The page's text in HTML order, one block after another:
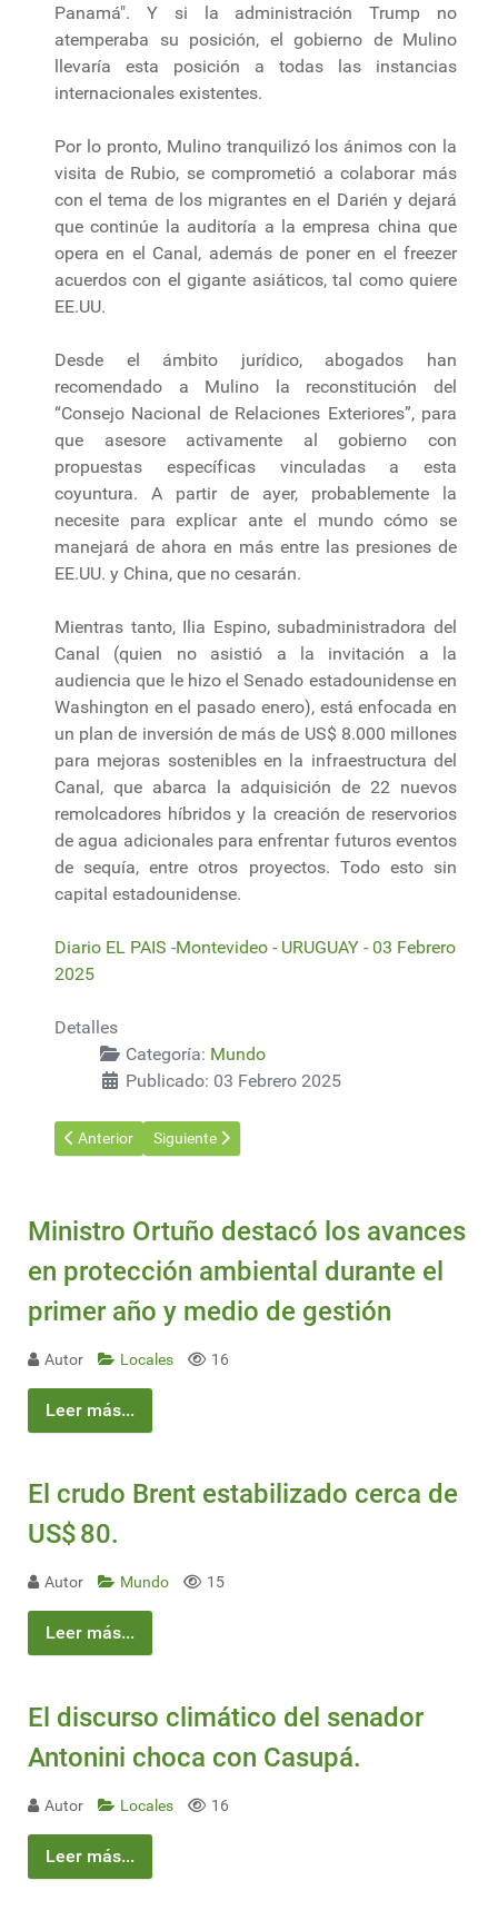
Panamá". Y si la administración Trump no
atemperaba su posición, el gobierno de Mulino
llevaría esta posición a todas las instancias
internacionales existentes.
Por lo pronto, Mulino tranquilizó los ánimos con la
visita de Rubio, se comprometió a colaborar más
con el tema de los migrantes en el Darién y dejará
que continúe la auditoría a la empresa china que
opera en el Canal, además de poner en el freezer
acuerdos con el gigante asiáticos, tal como quiere
EE.UU.
Desde el ámbito jurídico, abogados han
recomendado a Mulino la reconstitución del
“Consejo Nacional de Relaciones Exteriores”, para
que asesore activamente al gobierno con
propuestas específicas vinculadas a esta
coyuntura. A partir de ayer, probablemente la
necesite para explicar ante el mundo cómo se
manejará de ahora en más entre las presiones de
EE.UU. y China, que no cesarán.
Mientras tanto, Ilia Espino, subadministradora del
Canal (quien no asistió a la invitación a la
audiencia que le hizo el Senado estadounidense en
Washington en el pasado enero), está enfocada en
un plan de inversión de más de US$ 8.000 millones
para mejoras sostenibles en la infraestructura del
Canal, que abarca la adquisición de 22 nuevos
remolcadores híbridos y la creación de reservorios
de agua adicionales para enfrentar futuros eventos
de sequía, entre otros proyectos. Todo esto sin
capital estadounidense.
Diario EL PAIS -Montevideo - URUGUAY - 03 Febrero
2025
Detalles
Categoría: Mundo
Publicado: 03 Febrero 2025
Artículo anterior: Estados Unidos acuerda con Panamá sobre
Anterior Artículo siguiente: Francia paralizada
Siguiente
Ministro Ortuño destacó los avances
en protección ambiental durante el
primer año y medio de gestión
Autor Locales 16
Leer más...
El crudo Brent estabilizado cerca de
US$ 80.
Autor Mundo 15
Leer más...
El discurso climático del senador
Antonini choca con Casupá.
Autor Locales 16
Leer más...